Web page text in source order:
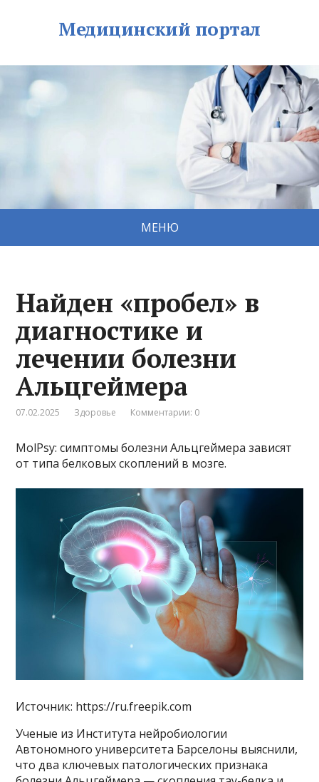
Медицинский портал
МЕНЮ
Найден «пробел» в
диагностике и
лечении болезни
Альцгеймера
07.02.2025 Здоровье Комментарии: 0
MolPsy: симптомы болезни Альцгеймера зависят
от типа белковых скоплений в мозге.
Источник: https://ru.freepik.com
Ученые из Института нейробиологии
Автономного университета Барселоны выяснили,
что два ключевых патологических признака